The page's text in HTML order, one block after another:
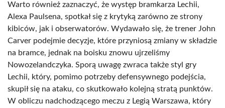
Warto również zaznaczyć, że występ bramkarza Lechii,
Alexa Paulsena, spotkał się z krytyką zarówno ze strony
kibiców, jak i obserwatorów. Wydawało się, że trener John
Carver podejmie decyzje, które przyniosą zmiany w składzie
na bramce, jednak na boisku znowu ujrzeliśmy
Nowozelandczyka. Sporą uwagę zwraca także styl gry
Lechii, który, pomimo potrzeby defensywnego podejścia,
skupił się na ataku, co skutkowało kolejną stratą punktów.
W obliczu nadchodzącego meczu z Legią Warszawa, który